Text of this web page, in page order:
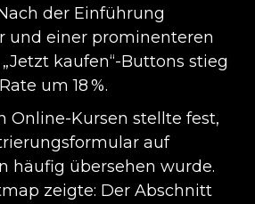
der Einführung
und einer prominenteren
kaufen“-Buttons stieg
um 18 %.
Online-Kursen stellte fest,
auf
häufig übersehen wurde.
zeigte: Der Abschnitt